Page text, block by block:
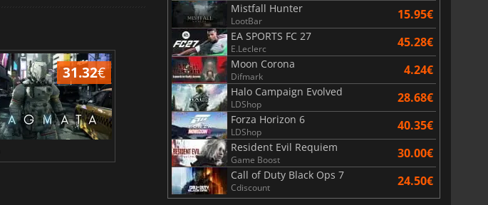
31.32€ 6.75€
Total War WARHAMMER 3
15.48
Lies Of P
Mistfall Hunter
LootBar 15.95€
EA SPORTS FC 27
E.Leclerc 45.28€
Moon Corona
Difmark 4.24€
Halo Campaign Evolved
LDShop 28.68€
Forza Horizon 6
LDShop 40.35€
Resident Evil Requiem
Game Boost 30.00€
Call of Duty Black Ops 7
Cdiscount 24.50€